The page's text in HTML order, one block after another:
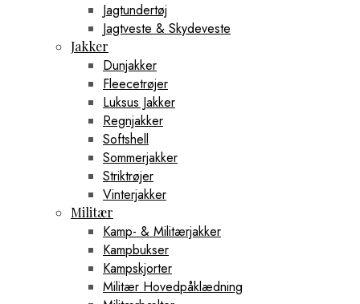
Jagtundertøj
Jagtveste & Skydeveste
Jakker
Dunjakker
Fleecetrøjer
Luksus Jakker
Regnjakker
Softshell
Sommerjakker
Striktrøjer
Vinterjakker
Militær
Kamp- & Militærjakker
Kampbukser
Kampskjorter
Militær Hovedpåklædning